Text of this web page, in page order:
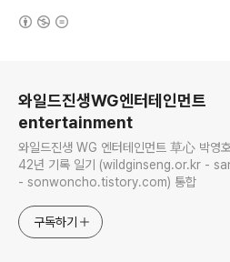
와일드진생WG엔터테인먼트
entertainment
와일드진생 WG 엔터테인먼트 草心 박영
42년 기록 일기 (wildginseng.or.kr - sanwoncho.or.kr
- sonwoncho.tistory.com) 통합
구독하기